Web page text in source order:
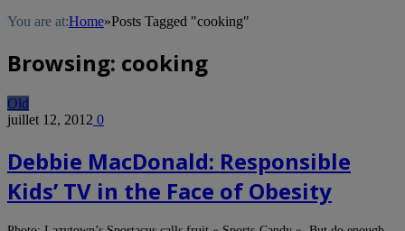
You are at:Home»Posts Tagged "cooking"
Browsing: cooking
Old
juillet 12, 2012 0
Debbie MacDonald: Responsible
Kids’ TV in the Face of Obesity